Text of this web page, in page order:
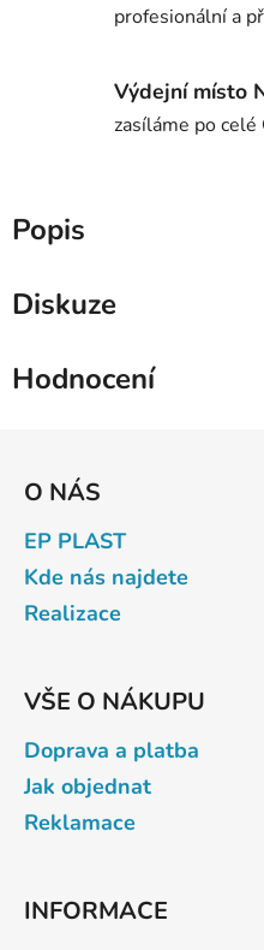
profesionální a
Výdejní místo
zasíláme po celé
Popis
Diskuze
Hodnocení
O NÁS
EP PLAST
Kde nás najdete
Realizace
VŠE O NÁKUPU
Doprava a platba
Jak objednat
Reklamace
INFORMACE